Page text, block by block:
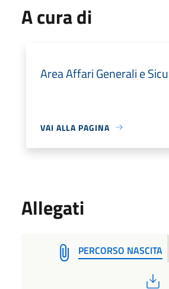
A cura di
Area Affari Generali e
VAI ALLA PAGINA
Allegati
PERCORSO NASCITA